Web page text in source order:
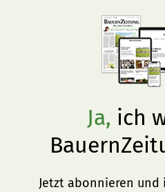
Ja, ich
Jetzt abonnieren